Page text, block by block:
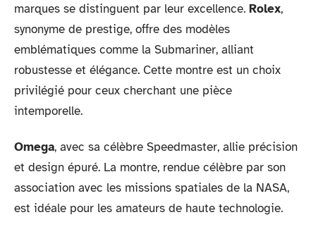
marques se distinguent par leur excellence. Rolex,
synonyme de prestige, offre des modèles
emblématiques comme la Submariner, alliant
robustesse et élégance. Cette montre est un choix
privilégié pour ceux cherchant une pièce
intemporelle.
Omega, avec sa célèbre Speedmaster, allie précision
et design épuré. La montre, rendue célèbre par son
association avec les missions spatiales de la NASA,
est idéale pour les amateurs de haute technologie.